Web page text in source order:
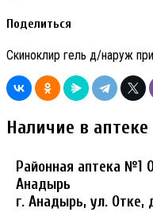
Поделиться
Скиноклир гель д/наруж
Наличие в аптеке
Районная аптека №1
Анадырь
г. Анадырь, ул. Отке,